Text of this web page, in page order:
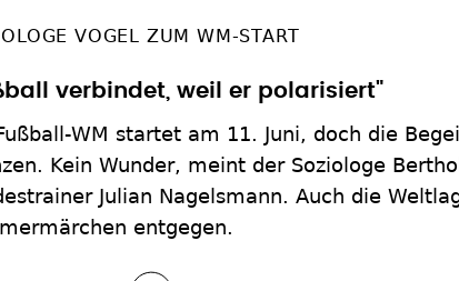
VOGEL ZUM WM-START
verbindet, weil er polarisiert"
WM startet am 11. Juni, doch die
Kein Wunder, meint der Soziologe
Julian Nagelsmann. Auch die
entgegen.